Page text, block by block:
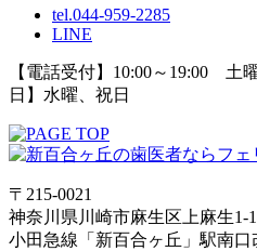
tel.044-959-2285
LINE
【電話受付】10:00～19:00
日】水曜、祝日
〒215-0021
神奈川県川崎市麻生区上麻生1-
小田急線「新百合ヶ丘」駅南口